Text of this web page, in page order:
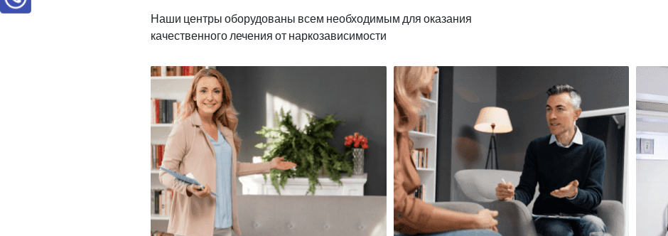
Наши центры оборудованы всем необходимым для оказания
качественного лечения от наркозависимости